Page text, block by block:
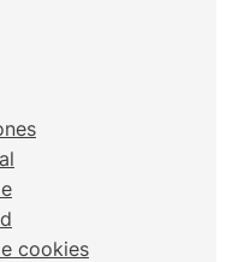
cookies